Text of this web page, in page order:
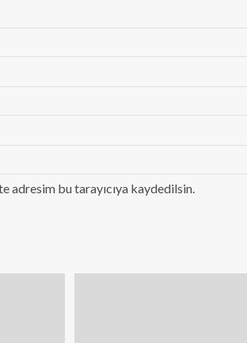
adresim bu tarayıcıya kaydedilsin.